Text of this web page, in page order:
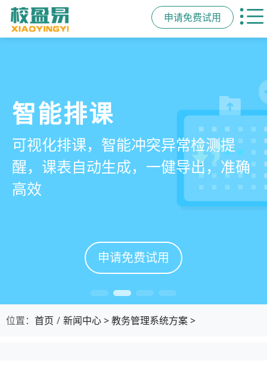
申请免费试用
管学校，用校盈易
培训机构教务管理系
统
有效提升运营管理效率45%
申请免费试用
智能排课
可视化排课，智能冲突异常检测提
醒，课表自动生成，一健导出，准确
高效
申请免费试用
课时统计
学员签到同步扣减课时，老师带课量
自动统计、汇总，数据清晰可查免扯
皮
申请免费试用
家校互动
一部手机链接教师、学员、家长，沟
通互动零距离，服务贴心铸口碑促续
费
申请免费试用
位置： 首页 新闻中心>教务管理系统方案>